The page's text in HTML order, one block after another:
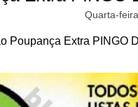
Quarta-
Poupança Extra PINGO